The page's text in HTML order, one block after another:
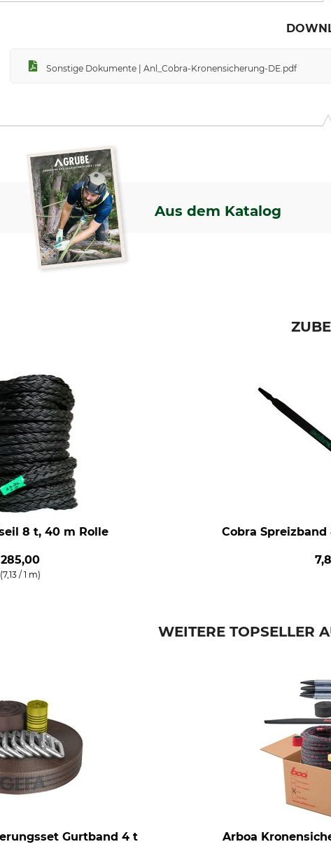
Sonstige Dokumente | Anl_Cobra-Kronensicherung-DE.pdf
Aus dem Katalog
8 t, 40 m Rolle
285,00
(7,13 / 1 m)
Cobra Spreizband
WEITERE TOPSELLER
Gurtband 4 t Arboa